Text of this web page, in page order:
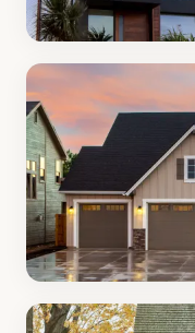
Travaux
63 articles